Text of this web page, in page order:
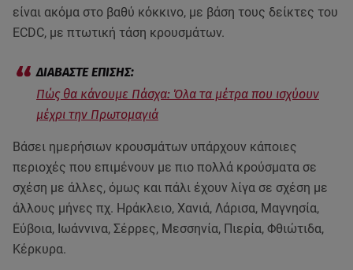
είναι ακόμα στο βαθύ κόκκινο, με βάση τους δείκτες του
ECDC, με πτωτική τάση κρουσμάτων.
Πώς θα κάνουμε Πάσχα: Όλα τα μέτρα που ισχύουν
μέχρι την Πρωτομαγιά
Βάσει ημερήσιων κρουσμάτων υπάρχουν κάποιες
περιοχές που επιμένουν με πιο πολλά κρούσματα σε
σχέση με άλλες, όμως και πάλι έχουν λίγα σε σχέση με
άλλους μήνες πχ. Ηράκλειο, Χανιά, Λάρισα, Μαγνησία,
Εύβοια, Ιωάννινα, Σέρρες, Μεσσηνία, Πιερία, Φθιώτιδα,
Κέρκυρα.